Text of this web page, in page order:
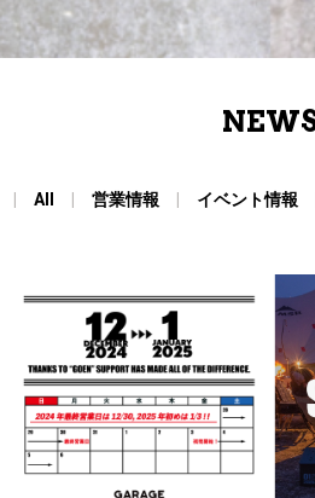
All 営業情報 イベント情報